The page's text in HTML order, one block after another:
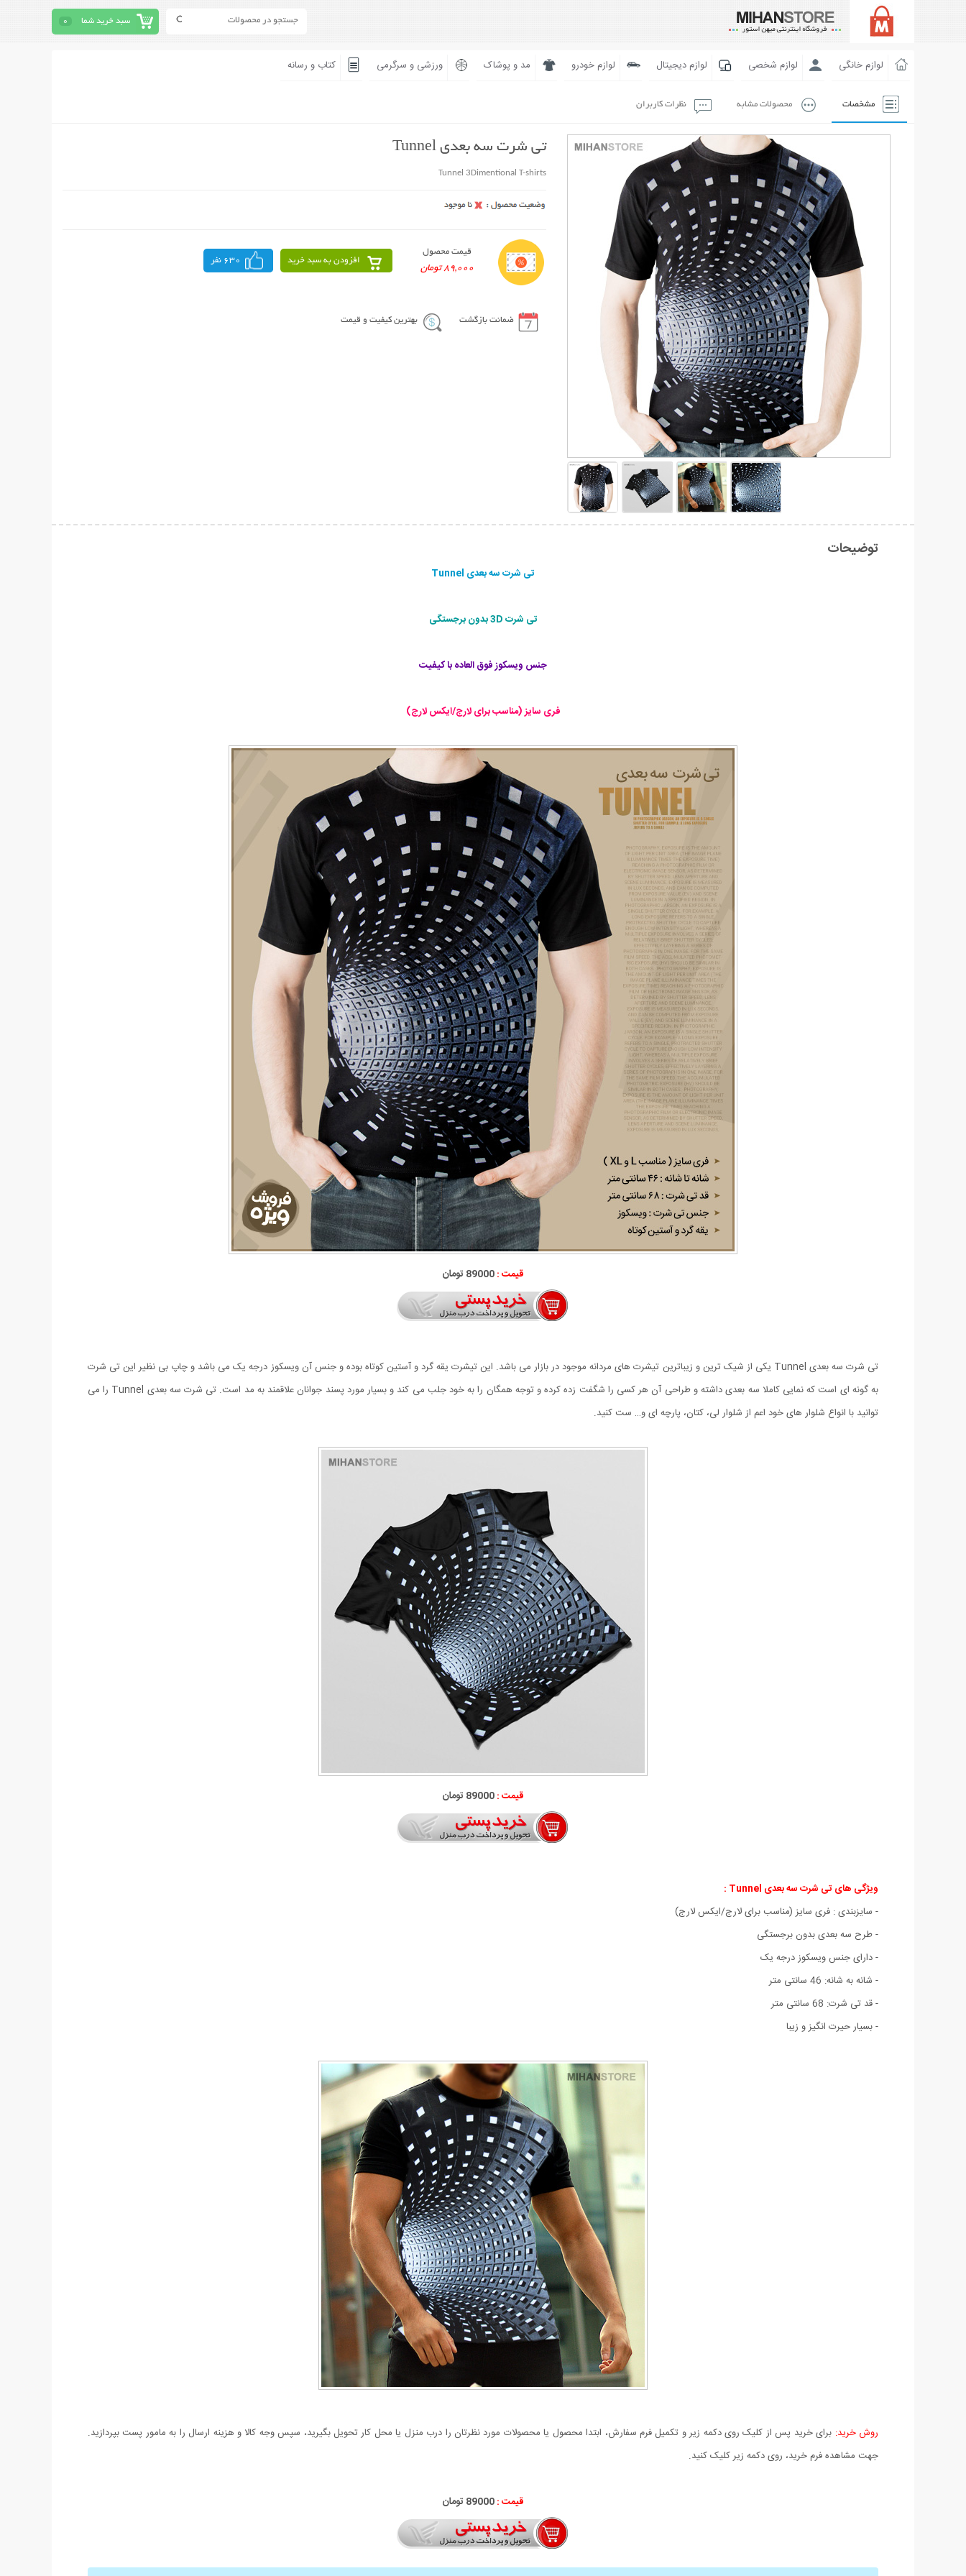
سبد خرید شما 0
لوازم خانگی لوازم شخصی لوازم دیجیتال لوازم خودرو مد و پوشاک ورزشی و سرگرمی کتاب و رسانه
مشخصات محصولات مشابه نظرات کاربران
تی شرت سه بعدی Tunnel
Tunnel 3Dimentional T-shirts
قیمت محصول
89,000 تومان
افزودن به سبد خرید 630 نفر
ضمانت بازگشت بهترین کیفیت و قیمت
توضیحات
تی شرت سه بعدی Tunnel
تی شرت 3D بدون برجستگی
جنس ویسکوز فوق العاده با کیفیت
فری سایز (مناسب برای لارج/ایکس لارج)
قیمت :89000 تومان
تی شرت سه بعدی Tunnel یکی از شیک ترین و زیباترین تیشرت های مردانه موجود در بازار می باشد‏.‏ این تیشرت یقه گرد و آستین کوتاه بوده و جنس آن ویسکوز درجه یک می باشد و چاپ بی نظیر این تی شرت
به گونه ای است که نمایی کاملا سه بعدی داشته و طراحی آن هر کسی را شگفت زده کرده و توجه همگان را به خود جلب می کند و بسیار مورد پسند جوانان علاقمند به مد است‏.‏ تی شرت سه بعدی Tunnel را می
توانید با انواع شلوار های خود اعم از شلوار لی، کتان، پارچه ای و… ست کنید‏.‏
قیمت :89000 تومان
ویژگی های تی شرت سه بعدی Tunnel :
- سايزبندی : فری سایز (مناسب برای لارج/ایکس لارج)
- طرح سه بعدی بدون برجستگی
- دارای جنس ویسکوز درجه یک
- شانه به شانه: 46 سانتی متر
- قد تی شرت: 68 سانتی متر
- بسیار حیرت انگیز و زیبا
روش خرید: برای خرید پس از کلیک روی دکمه زیر و تکمیل فرم سفارش، ابتدا محصول یا محصولات مورد نظرتان را درب منزل یا محل کار تحویل بگیرید، سپس وجه کالا و هزینه ارسال را به مامور پست بپردازید.
جهت مشاهده فرم خرید، روی دکمه زیر کلیک کنید.
قیمت :89000 تومان